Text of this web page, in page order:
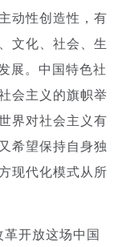
动性创造性，有
文化、社会、生
展。中国特色社
会主义的旗帜举
界对社会主义有
希望保持自身独
现代化模式从所
开放这场中国